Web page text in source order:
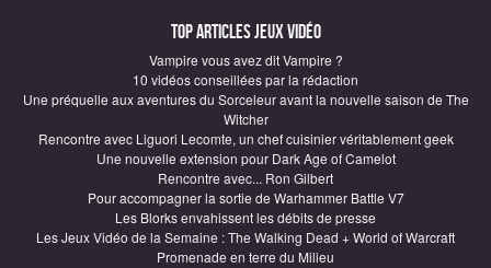
Top articles Jeux vidéo
Vampire vous avez dit Vampire ?
10 vidéos conseillées par la rédaction
Une préquelle aux aventures du Sorceleur avant la nouvelle saison de The
Witcher
Rencontre avec Liguori Lecomte, un chef cuisinier véritablement geek
Une nouvelle extension pour Dark Age of Camelot
Rencontre avec... Ron Gilbert
Pour accompagner la sortie de Warhammer Battle V7
Les Blorks envahissent les débits de presse
Les Jeux Vidéo de la Semaine : The Walking Dead + World of Warcraft
Promenade en terre du Milieu